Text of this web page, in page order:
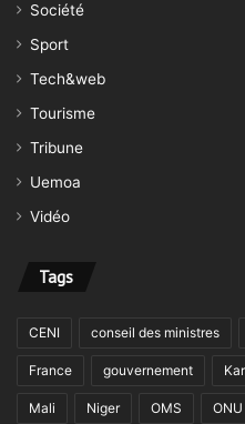
Société
Sport
Tech&web
Tourisme
Tribune
Uemoa
Vidéo
Tags
CENI conseil des ministres
France gouvernement
Mali Niger OMS ONU